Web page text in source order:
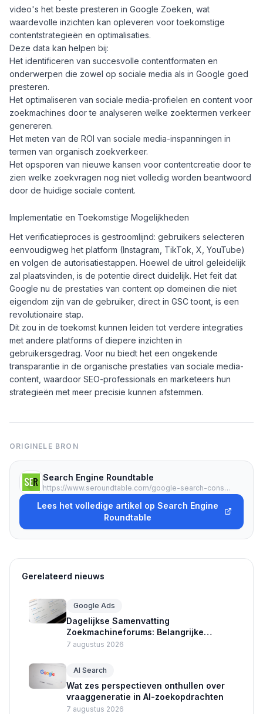
video's het beste presteren in Google Zoeken, wat
waardevolle inzichten kan opleveren voor toekomstige
contentstrategieën en optimalisaties.
Deze data kan helpen bij:
Het identificeren van succesvolle contentformaten en
onderwerpen die zowel op sociale media als in Google goed
presteren.
Het optimaliseren van sociale media-profielen en content voor
zoekmachines door te analyseren welke zoektermen verkeer
genereren.
Het meten van de ROI van sociale media-inspanningen in
termen van organisch zoekverkeer.
Het opsporen van nieuwe kansen voor contentcreatie door te
zien welke zoekvragen nog niet volledig worden beantwoord
door de huidige sociale content.
Implementatie en Toekomstige Mogelijkheden
Het verificatieproces is gestroomlijnd: gebruikers selecteren
eenvoudigweg het platform (Instagram, TikTok, X, YouTube)
en volgen de autorisatiestappen. Hoewel de uitrol geleidelijk
zal plaatsvinden, is de potentie direct duidelijk. Het feit dat
Google nu de prestaties van content op domeinen die niet
eigendom zijn van de gebruiker, direct in GSC toont, is een
revolutionaire stap.
Dit zou in de toekomst kunnen leiden tot verdere integraties
met andere platforms of diepere inzichten in
gebruikersgedrag. Voor nu biedt het een ongekende
transparantie in de organische prestaties van sociale media-
content, waardoor SEO-professionals en marketeers hun
strategieën met meer precisie kunnen afstemmen.
ORIGINELE BRON
Search Engine Roundtable
https://www.seroundtable.com/google-search-console-social-content-performance-41636.html
Lees het volledige artikel op Search Engine
Roundtable
Gerelateerd nieuws
Google Ads
Dagelijkse Samenvatting
Zoekmachineforums: Belangrijke
Updates Google Ads en Crawlers
7 augustus 2026
AI Search
Wat zes perspectieven onthullen over
vraaggeneratie in AI-zoekopdrachten
7 augustus 2026